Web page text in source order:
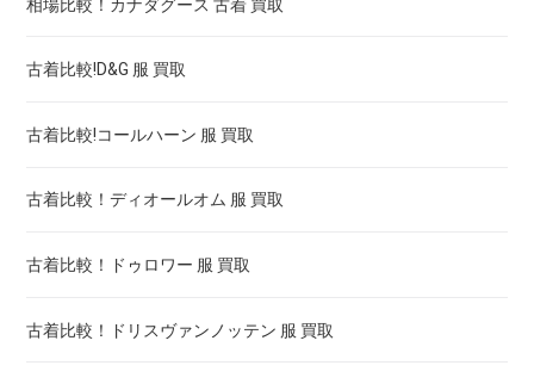
相場比較！カナダグース 古着 買取
古着比較!D&G 服 買取
古着比較!コールハーン 服 買取
古着比較！ディオールオム 服 買取
古着比較！ドゥロワー 服 買取
古着比較！ドリスヴァンノッテン 服 買取